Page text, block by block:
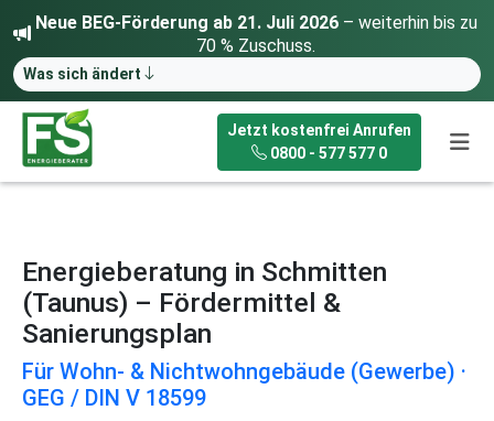
Neue BEG-Förderung ab 21. Juli 2026– weiterhin bis zu
70 % Zuschuss.
Was sich ändert
Jetzt kostenfrei Anrufen
0800 - 577 577 0
Energieberatung in Schmitten
(Taunus) – Fördermittel &
Sanierungsplan
Für Wohn- & Nichtwohngebäude (Gewerbe) ·
GEG / DIN V 18599